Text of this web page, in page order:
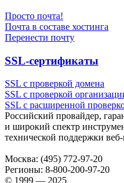
Просто почта!
Почта в составе хостинга
Перенести почту
SSL-сертификаты
SSL с проверкой домена
SSL с проверкой
SSL с расширенной
Российский провайдер,
и широкий спектр
технической поддержки
Москва: (495) 772-97-20
Регионы: 8-800-200-97-20
© 1999 — 2025